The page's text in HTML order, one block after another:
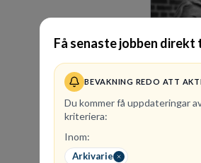
Få senaste jobben direkt
BEVAKNING REDO ATT
Du kommer få uppdateringar
kriteriera:
Inom:
Arkivarie
på DLA
effektiv
vi idag